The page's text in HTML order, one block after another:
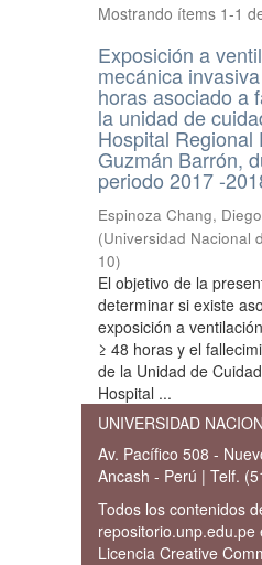
Mostrando ítems 1-1
Exposición a
mecánica
horas asociado a
la unidad de
Hospital Regional
Guzmán Barrón,
periodo 2017 -
Espinoza Chang,
(Universidad Nacional
10)
El objetivo de la
determinar si existe
exposición a
≥ 48 horas y el
de la Unidad de
Hospital ...
UNIVERSIDAD
Av. Pacífico 508 -
Ancash - Perú | Telf.
Todos los contenidos
repositorio.unp.edu.pe
Licencia Creative